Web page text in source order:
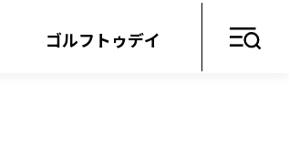
ゴルフトゥデイ